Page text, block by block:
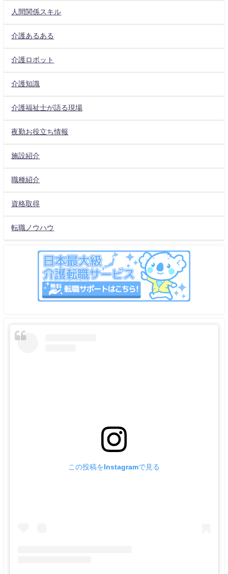
人間関係スキル
介護あるある
介護ロボット
介護知識
介護福祉士が語る現場
夜勤お役立ち情報
施設紹介
職種紹介
資格取得
転職ノウハウ
この投稿をInstagramで見る